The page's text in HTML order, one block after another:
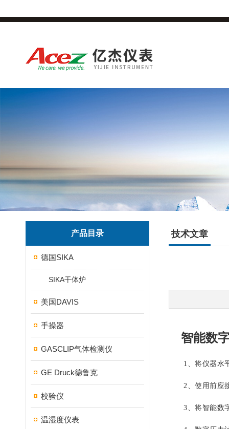
产品目录
德国SIKA
SIKA干体炉
美国DAVIS
手操器
GASCLIP气体检测仪
GE Druck德鲁克
校验仪
温湿度仪表
技术文章
智能数
1、将仪器水平
2、使用前应
3、将智能数字